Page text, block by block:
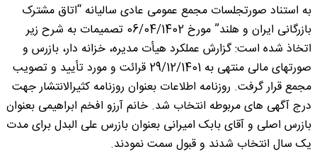
به استناد صورتجلسات مجمع عمومی عادی سالیانه “اتاق مشترک
بازرگانی ایران و هلند” مورخ 06/04/1402 تصمیمات به شرح زیر
اتخاذ شده است: گزارش عملکرد هیأت مدیره، خزانه دار، بازرس و
صورتهای مالی منتهی به 29/12/1401 قرائت و مورد تأیید و تصویب
مجمع قرار گرفت. روزنامه اطلاعات بعنوان روزنامه کثیرالانتشار جهت
درج آگهی های مربوطه انتخاب شد. خانم آرزو افخم ابراهیمی بعنوان
بازرس اصلی و آقای بابک امیرانی بعنوان بازرس علی البدل برای مدت
یک سال انتخاب شدند و قبول سمت نمودند.